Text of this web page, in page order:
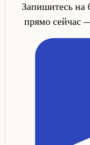
Запишитесь на
прямо сейчас